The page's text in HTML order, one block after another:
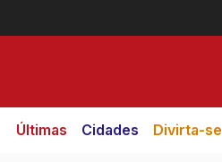
Últimas Cidades Divirta-se